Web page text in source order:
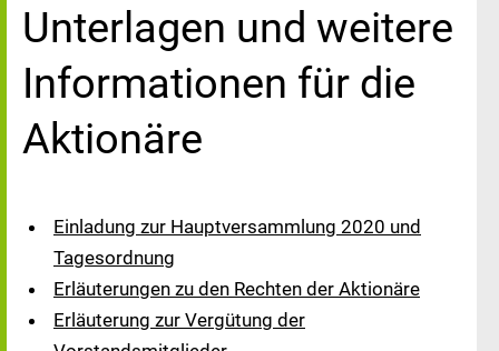
Unterlagen und weitere
Informationen für die
Aktionäre
Einladung zur Hauptversammlung 2020 und
Tagesordnung
Erläuterungen zu den Rechten der Aktionäre
Erläuterung zur Vergütung der